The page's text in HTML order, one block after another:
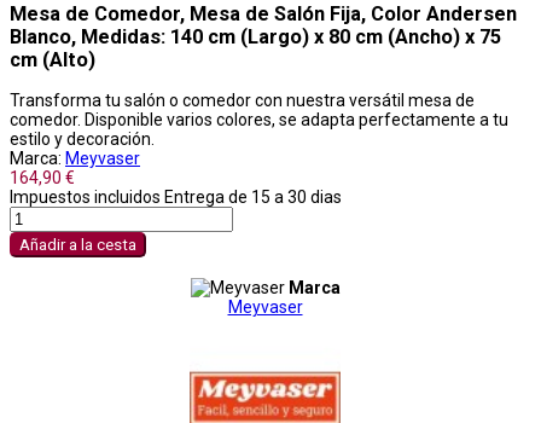
Mesa de Comedor, Mesa de Salón Fija, Color Andersen
Blanco, Medidas: 140 cm (Largo) x 80 cm (Ancho) x 75
cm (Alto)
Transforma tu salón o comedor con nuestra versátil mesa de
comedor. Disponible varios colores, se adapta perfectamente a tu
estilo y decoración.
Marca: Meyvaser
164,90 €
Impuestos incluidos Entrega de 15 a 30 dias
Añadir a la cesta
Marca
Meyvaser